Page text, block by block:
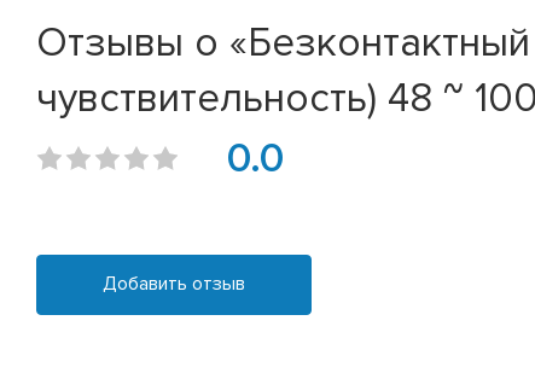
Отзывы о
чувствительность) 48 ~
0.0
Добавить отзыв